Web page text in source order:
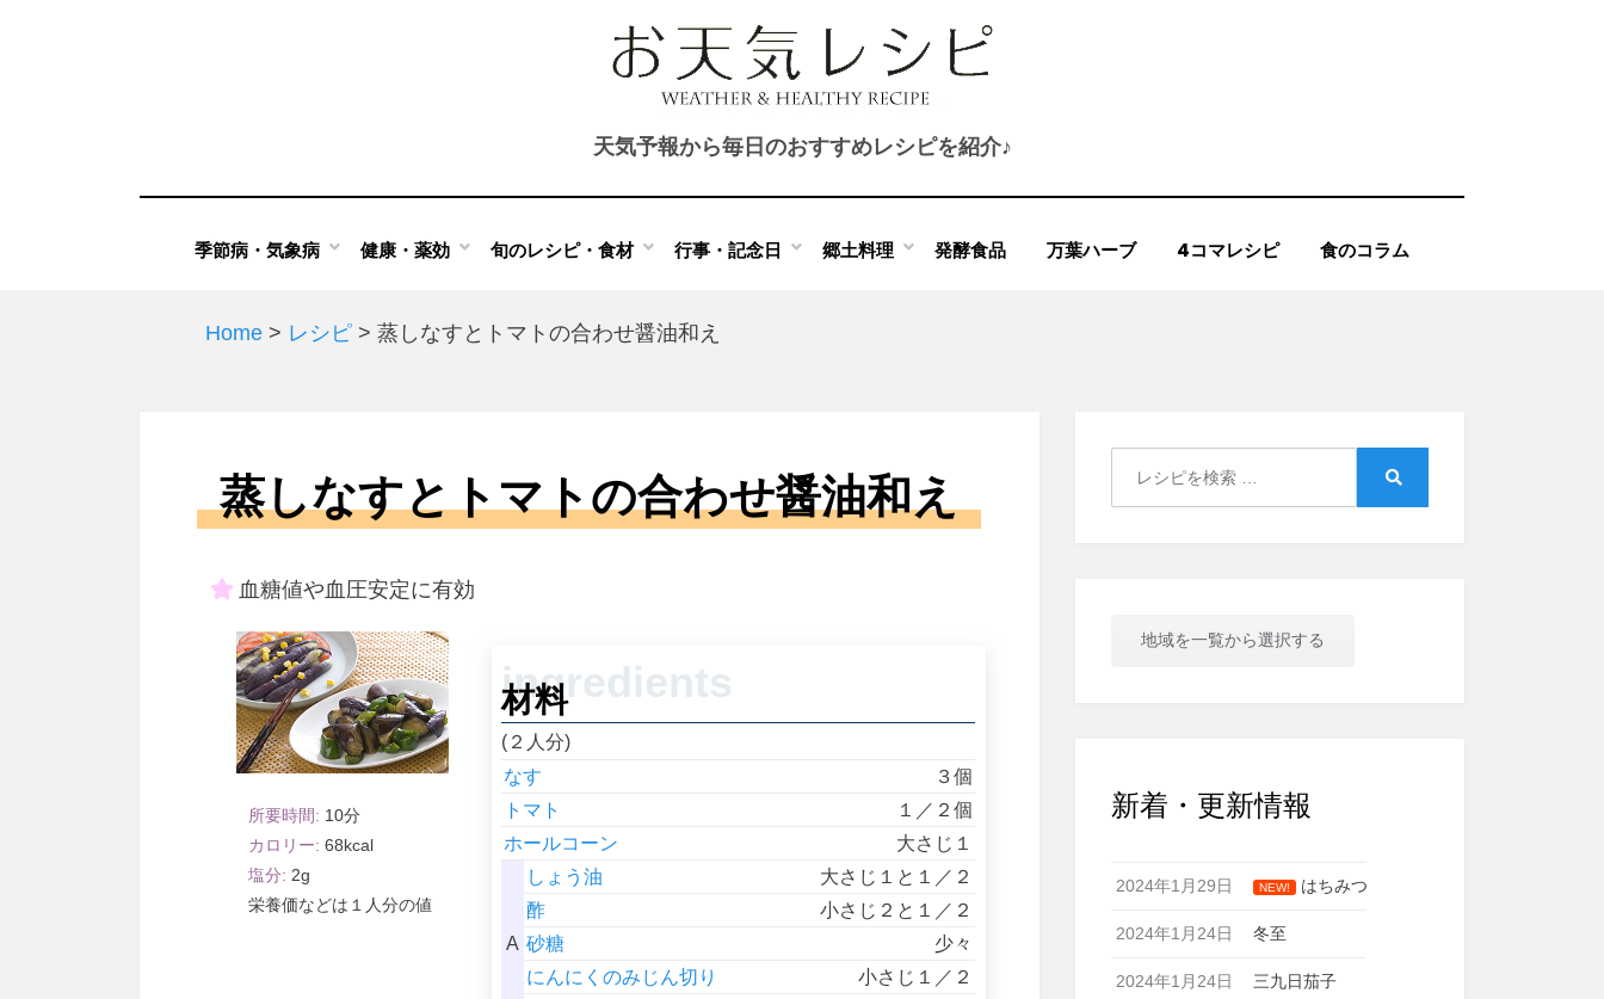
天気予報から毎日のおすすめレシピを紹介♪
季節病・気象病 健康・薬効 旬のレシピ・食材 行事・記念日 郷土料理 発酵食品 万葉ハーブ 4コマレシピ 食のコラム
Home > レシピ > 蒸しなすとトマトの合わせ醤油和え
蒸しなすとトマトの合わせ醤油和え
血糖値や血圧安定に有効
10
68
2
１人分
材料
(２人分)
なす
３個
トマト
１／２個
ホールコーン
大さじ１
A
しょう油
大さじ１と１／２
酢
小さじ２と１／２
砂糖
少々
にんにくのみじん切り
小さじ１／２
地域を一覧から選択する
新着・更新情報
2024年1月29日 NEW! はちみつ
2024年1月24日 冬至
2024年1月24日 三九日茄子